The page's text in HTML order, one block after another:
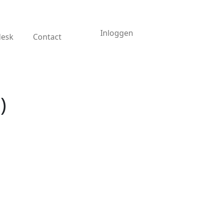
Contact Inloggen